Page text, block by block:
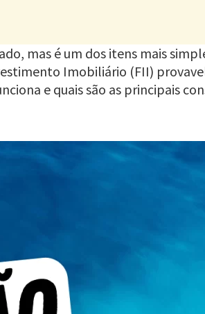
mas é um dos itens mais
Imobiliário (FII)
e quais são as principais